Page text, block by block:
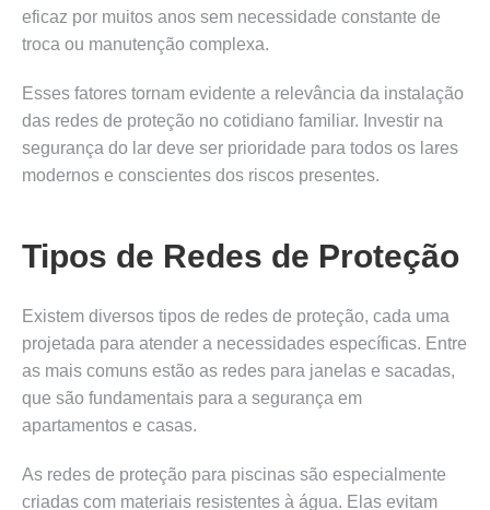
eficaz por muitos anos sem necessidade constante de
troca ou manutenção complexa.
Esses fatores tornam evidente a relevância da instalação
das redes de proteção no cotidiano familiar. Investir na
segurança do lar deve ser prioridade para todos os lares
modernos e conscientes dos riscos presentes.
Tipos de Redes de Proteção
Existem diversos tipos de redes de proteção, cada uma
projetada para atender a necessidades específicas. Entre
as mais comuns estão as redes para janelas e sacadas,
que são fundamentais para a segurança em
apartamentos e casas.
As redes de proteção para piscinas são especialmente
criadas com materiais resistentes à água. Elas evitam